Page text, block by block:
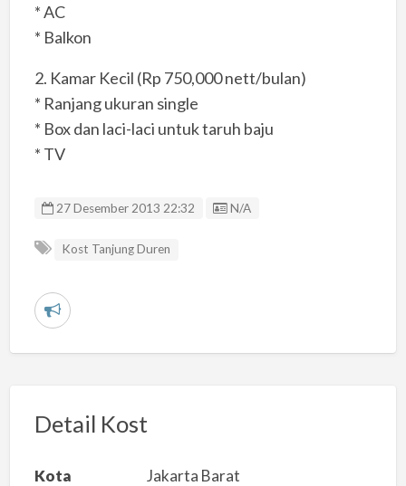
* AC
* Balkon
2. Kamar Kecil (Rp 750,000 nett/bulan)
* Ranjang ukuran single
* Box dan laci-laci untuk taruh baju
* TV
27 Desember 2013 22:32 Listing ID
N/A
Kost Tanjung Duren
L
r
a
Detail Kost
Kota Jakarta Barat